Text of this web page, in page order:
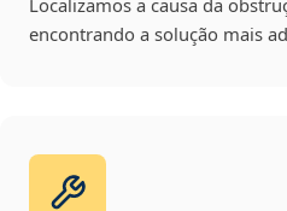
Localizamos a causa da
encontrando a solução mais